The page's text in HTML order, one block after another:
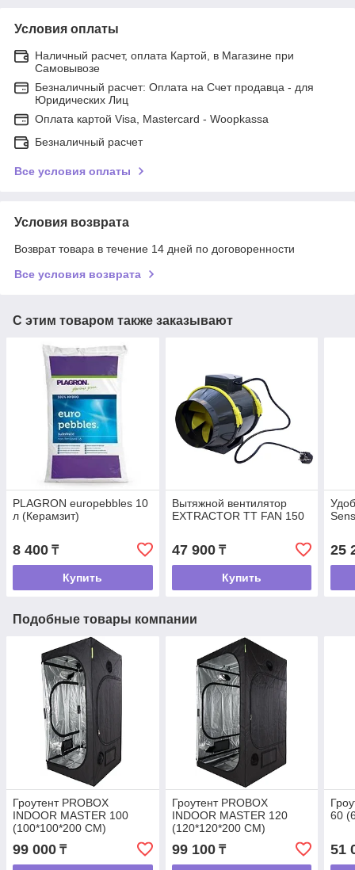
Условия оплаты
Наличный расчет, оплата Картой, в Магазине при
Самовывозе
Безналичный расчет: Оплата на Счет продавца - для
Юридических Лиц
Оплата картой Visa, Mastercard - Woopkassa
Безналичный расчет
Все условия оплаты
Условия возврата
Возврат товара в течение 14 дней по договоренности
Все условия возврата
С этим товаром также заказывают
PLAGRON europebbles 10
л (Керамзит)
8 400 ₸
Купить
Вытяжной вентилятор
EXTRACTOR TT FAN 150
47 900₸
Купить
25
Подобные товары компании
Гроутент PROBOX
INDOOR MASTER 100
(100*100*200 CM)
99 000 ₸
Гроутент PROBOX
INDOOR MASTER 120
(120*120*200 CM)
99 100₸
60
51